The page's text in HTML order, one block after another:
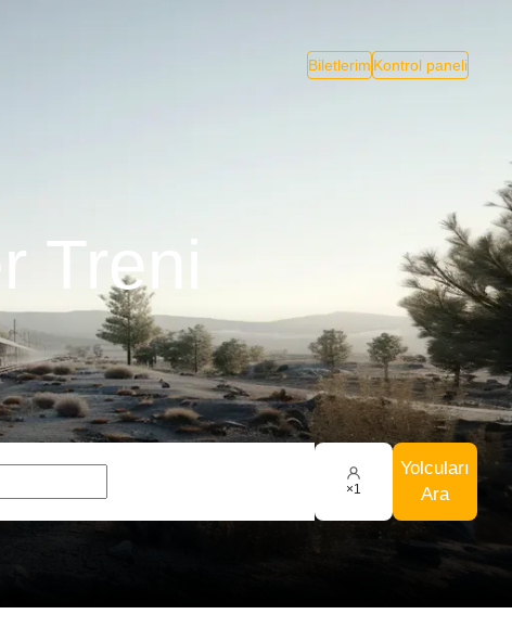
Biletlerim Kontrol paneli
×1
Yolcuları
Ara